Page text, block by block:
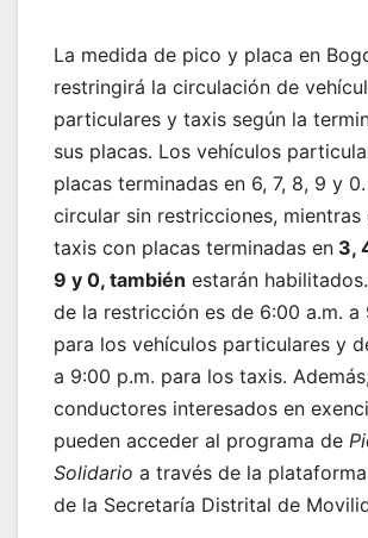
La medida de pico y placa en
restringirá la circulación de
particulares y taxis según la
sus placas. Los vehículos
placas terminadas en 6, 7, 8, 9 y
circular sin restricciones, mientras
taxis con placas terminadas en 3,
9 y 0, también estarán
de la restricción es de 6:00 a.m. a
para los vehículos particulares y
a 9:00 p.m. para los taxis.
conductores interesados en
pueden acceder al programa de
Solidario a través de la
de la Secretaría Distrital de